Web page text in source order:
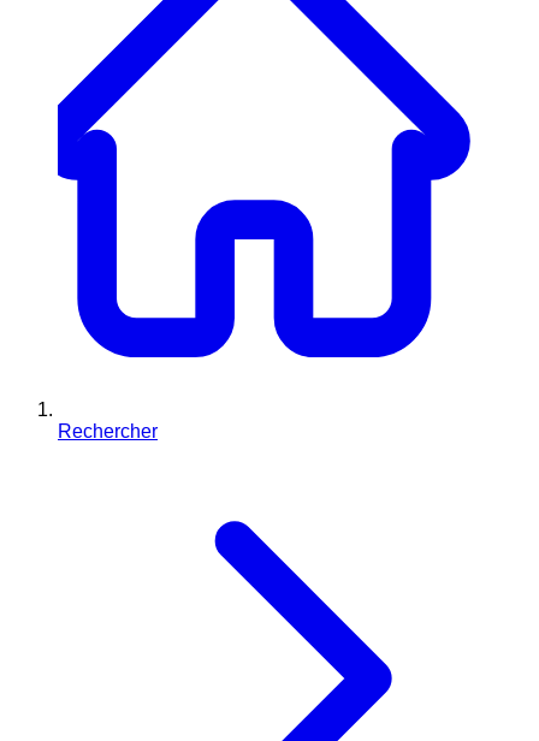
Rechercher